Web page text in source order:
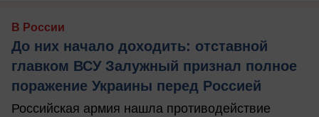
В России
До них начало доходить: отставной
главком ВСУ Залужный признал полное
поражение Украины перед Россией
Российская армия нашла противодействие